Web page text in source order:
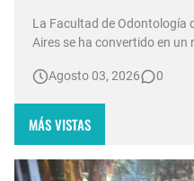
La Facultad de Odontología
Aires se ha convertido en un
contexto económico
formarse desde las 7:00 a.…
Agosto 03, 2026 0
MÁS VISTAS